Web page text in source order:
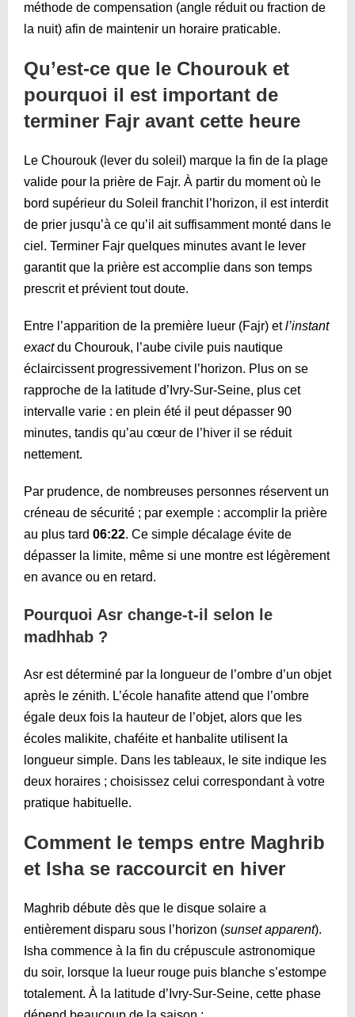
méthode de compensation (angle réduit ou fraction de
la nuit) afin de maintenir un horaire praticable.
Qu’est-ce que le Chourouk et
pourquoi il est important de
terminer Fajr avant cette heure
Le Chourouk (lever du soleil) marque la fin de la plage
valide pour la prière de Fajr. À partir du moment où le
bord supérieur du Soleil franchit l’horizon, il est interdit
de prier jusqu’à ce qu’il ait suffisamment monté dans le
ciel. Terminer Fajr quelques minutes avant le lever
garantit que la prière est accomplie dans son temps
prescrit et prévient tout doute.
Entre l’apparition de la première lueur (Fajr) etl’instant
exactdu Chourouk, l’aube civile puis nautique
éclaircissent progressivement l’horizon. Plus on se
rapproche de la latitude d’Ivry-Sur-Seine, plus cet
intervalle varie : en plein été il peut dépasser 90
minutes, tandis qu’au cœur de l’hiver il se réduit
nettement.
Par prudence, de nombreuses personnes réservent un
créneau de sécurité ; par exemple : accomplir la prière
au plus tard 06:22. Ce simple décalage évite de
dépasser la limite, même si une montre est légèrement
en avance ou en retard.
Pourquoi Asr change-t-il selon le
madhhab ?
Asr est déterminé par la longueur de l’ombre d’un objet
après le zénith. L’école hanafite attend que l’ombre
égale deux fois la hauteur de l’objet, alors que les
écoles malikite, chaféite et hanbalite utilisent la
longueur simple. Dans les tableaux, le site indique les
deux horaires ; choisissez celui correspondant à votre
pratique habituelle.
Comment le temps entre Maghrib
et Isha se raccourcit en hiver
Maghrib débute dès que le disque solaire a
entièrement disparu sous l’horizon (sunset apparent).
Isha commence à la fin du crépuscule astronomique
du soir, lorsque la lueur rouge puis blanche s’estompe
totalement. À la latitude d’Ivry-Sur-Seine, cette phase